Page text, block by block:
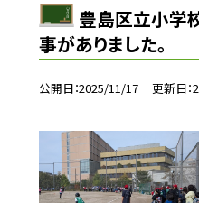
豊島区立小学
事がありました。
公開日 2025/11/17 更新日